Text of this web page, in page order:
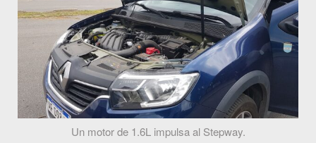
Un motor de 1.6L impulsa al Stepway.